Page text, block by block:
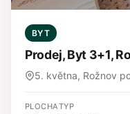
BYT
Prodej, Byt 3+1,
5. května, Rožnov
PLOCHATYP